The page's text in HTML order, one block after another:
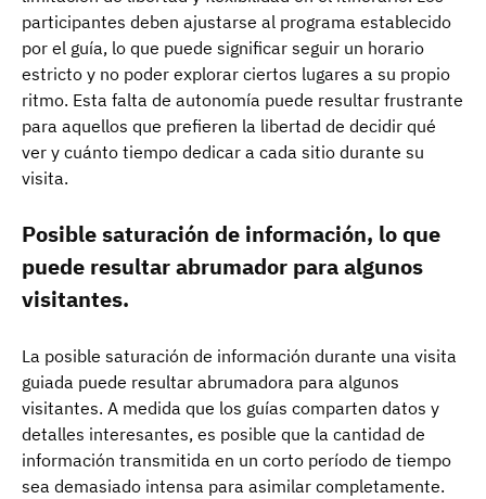
participantes deben ajustarse al programa establecido
por el guía, lo que puede significar seguir un horario
estricto y no poder explorar ciertos lugares a su propio
ritmo. Esta falta de autonomía puede resultar frustrante
para aquellos que prefieren la libertad de decidir qué
ver y cuánto tiempo dedicar a cada sitio durante su
visita.
Posible saturación de información, lo que
puede resultar abrumador para algunos
visitantes.
La posible saturación de información durante una visita
guiada puede resultar abrumadora para algunos
visitantes. A medida que los guías comparten datos y
detalles interesantes, es posible que la cantidad de
información transmitida en un corto período de tiempo
sea demasiado intensa para asimilar completamente.